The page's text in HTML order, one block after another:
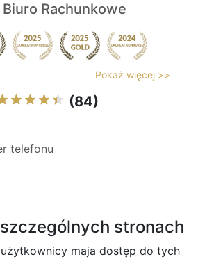
Biuro Rachunkowe
Pokaż więcej >>
(84)
telefonu
stronach
maja dostęp do tych